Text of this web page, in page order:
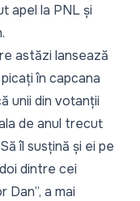
apel la PNL și
astăzi lansează
în capcana
unii din votanții
de anul trecut
îl susțină și ei pe
dintre cei
a mai